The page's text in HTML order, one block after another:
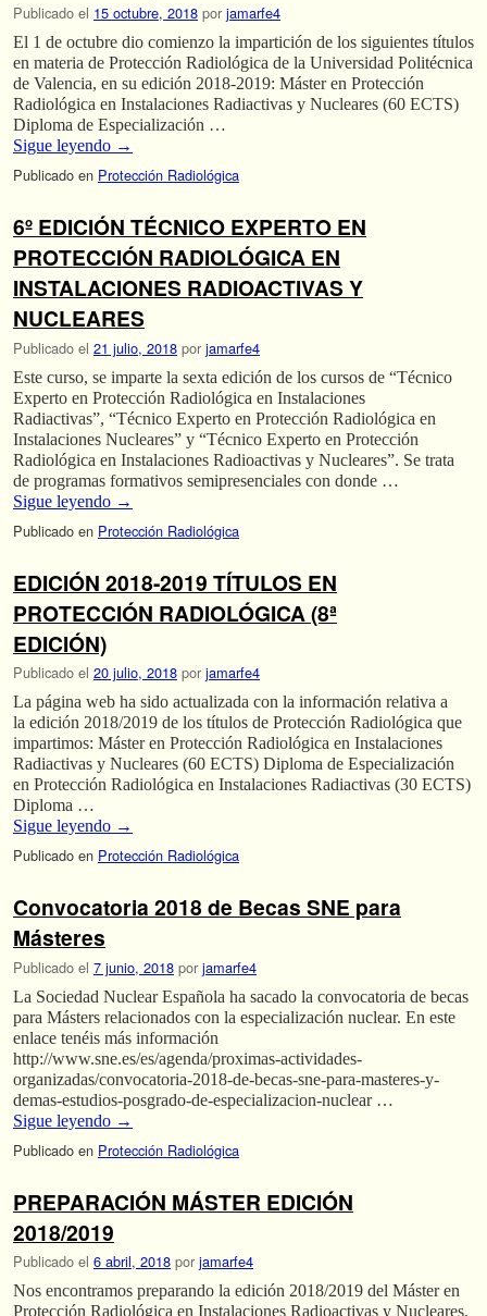
Publicado el 15 octubre, 2018 por jamarfe4
El 1 de octubre dio comienzo la impartición de los siguientes títulos
en materia de Protección Radiológica de la Universidad Politécnica
de Valencia, en su edición 2018-2019: Máster en Protección
Radiológica en Instalaciones Radiactivas y Nucleares (60 ECTS)
Diploma de Especialización …
Sigue leyendo →
Publicado en Protección Radiológica
6º EDICIÓN TÉCNICO EXPERTO EN
PROTECCIÓN RADIOLÓGICA EN
INSTALACIONES RADIOACTIVAS Y
NUCLEARES
Publicado el 21 julio, 2018 por jamarfe4
Este curso, se imparte la sexta edición de los cursos de “Técnico
Experto en Protección Radiológica en Instalaciones
Radiactivas”, “Técnico Experto en Protección Radiológica en
Instalaciones Nucleares” y “Técnico Experto en Protección
Radiológica en Instalaciones Radioactivas y Nucleares”. Se trata
de programas formativos semipresenciales con donde …
Sigue leyendo →
Publicado en Protección Radiológica
EDICIÓN 2018-2019 TÍTULOS EN
PROTECCIÓN RADIOLÓGICA (8ª
EDICIÓN)
Publicado el 20 julio, 2018 por jamarfe4
La página web ha sido actualizada con la información relativa a
la edición 2018/2019 de los títulos de Protección Radiológica que
impartimos: Máster en Protección Radiológica en Instalaciones
Radiactivas y Nucleares (60 ECTS) Diploma de Especialización
en Protección Radiológica en Instalaciones Radiactivas (30 ECTS)
Diploma …
Sigue leyendo →
Publicado en Protección Radiológica
Convocatoria 2018 de Becas SNE para
Másteres
Publicado el 7 junio, 2018 por jamarfe4
La Sociedad Nuclear Española ha sacado la convocatoria de becas
para Másters relacionados con la especialización nuclear. En este
enlace tenéis más información
http://www.sne.es/es/agenda/proximas-actividades-
organizadas/convocatoria-2018-de-becas-sne-para-masteres-y-
demas-estudios-posgrado-de-especializacion-nuclear …
Sigue leyendo →
Publicado en Protección Radiológica
PREPARACIÓN MÁSTER EDICIÓN
2018/2019
Publicado el 6 abril, 2018 por jamarfe4
Nos encontramos preparando la edición 2018/2019 del Máster en
Protección Radiológica en Instalaciones Radioactivas y Nucleares.